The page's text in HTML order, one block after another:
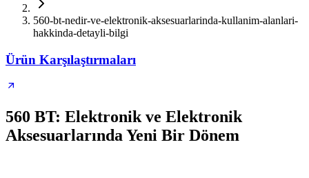
560-bt-nedir-ve-elektronik-aksesuarlarinda-kullanim-alanlari-
hakkinda-detayli-bilgi
Ürün Karşılaştırmaları
560 BT: Elektronik ve Elektronik
Aksesuarlarında Yeni Bir Dönem